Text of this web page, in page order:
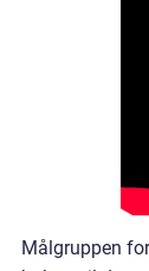
Målgruppen